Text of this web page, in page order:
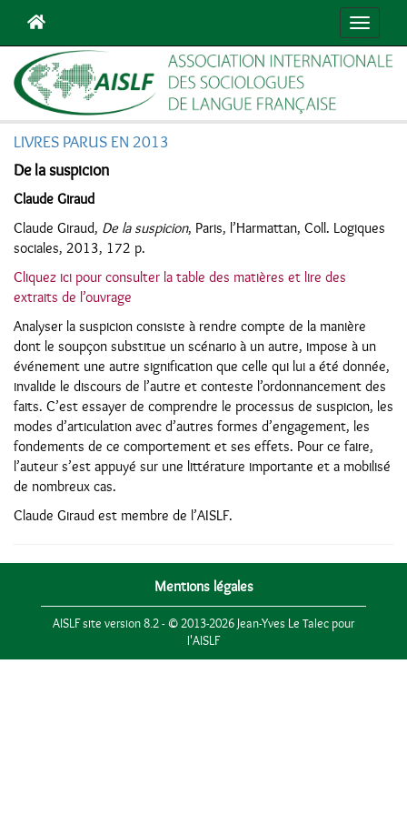
LIVRES PARUS EN 2013
De la suspicion
Claude Giraud
Claude Giraud, De la suspicion, Paris, l’Harmattan, Coll. Logiques
sociales, 2013, 172 p.
Cliquez ici pour consulter la table des matières et lire des
extraits de l’ouvrage
Analyser la suspicion consiste à rendre compte de la manière
dont le soupçon substitue un scénario à un autre, impose à un
événement une autre signification que celle qui lui a été donnée,
invalide le discours de l’autre et conteste l’ordonnancement des
faits. C’est essayer de comprendre le processus de suspicion, les
modes d’articulation avec d’autres formes d’engagement, les
fondements de ce comportement et ses effets. Pour ce faire,
l’auteur s’est appuyé sur une littérature importante et a mobilisé
de nombreux cas.
Claude Giraud est membre de l’AISLF.
Mentions légales
AISLF site version 8.2 - © 2013-2026 Jean-Yves Le Talec pour
l'AISLF